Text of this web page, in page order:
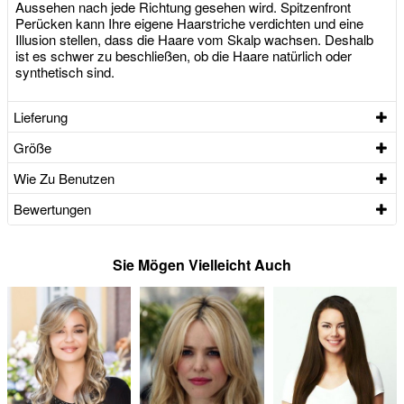
Aussehen nach jede Richtung gesehen wird. Spitzenfront
Perücken kann Ihre eigene Haarstriche verdichten und eine
Illusion stellen, dass die Haare vom Skalp wachsen. Deshalb
ist es schwer zu beschließen, ob die Haare natürlich oder
synthetisch sind.
Lieferung
Größe
Wie Zu Benutzen
Bewertungen
Sie Mögen Vielleicht Auch